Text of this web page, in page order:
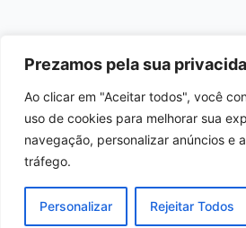
Prezamos pela sua
Ao clicar em "Aceitar todos", você
uso de cookies para melhorar sua
navegação, personalizar anúncios e
tráfego.
Personalizar Rejeitar Todos